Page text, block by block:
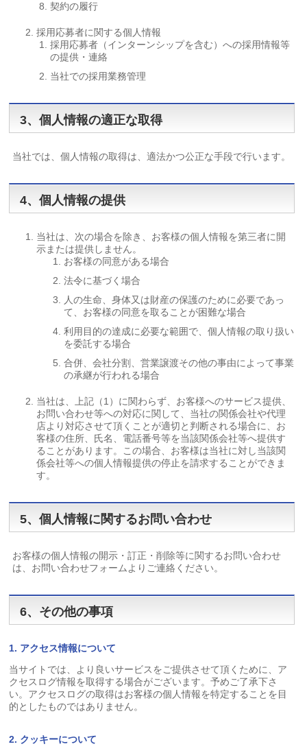
契約の履行
採用応募者に関する個人情報
採用応募者（インターンシップを含む）への採用情報等
の提供・連絡
当社での採用業務管理
3、個人情報の適正な取得
当社では、個人情報の取得は、適法かつ公正な手段で行います。
4、個人情報の提供
当社は、次の場合を除き、お客様の個人情報を第三者に開
示または提供しません。
お客様の同意がある場合
法令に基づく場合
人の生命、身体又は財産の保護のために必要であっ
て、お客様の同意を取ることが困難な場合
利用目的の達成に必要な範囲で、個人情報の取り扱い
を委託する場合
合併、会社分割、営業譲渡その他の事由によって事業
の承継が行われる場合
当社は、上記（1）に関わらず、お客様へのサービス提供、
お問い合わせ等への対応に関して、当社の関係会社や代理
店より対応させて頂くことが適切と判断される場合に、お
客様の住所、氏名、電話番号等を当該関係会社等へ提供す
ることがあります。この場合、お客様は当社に対し当該関
係会社等への個人情報提供の停止を請求することができま
す。
5、個人情報に関するお問い合わせ
お客様の個人情報の開示・訂正・削除等に関するお問い合わせ
は、お問い合わせフォームよりご連絡ください。
6、その他の事項
1. アクセス情報について
当サイトでは、より良いサービスをご提供させて頂くために、ア
クセスログ情報を取得する場合がございます。予めご了承下さ
い。アクセスログの取得はお客様の個人情報を特定することを目
的としたものではありません。
2. クッキーについて